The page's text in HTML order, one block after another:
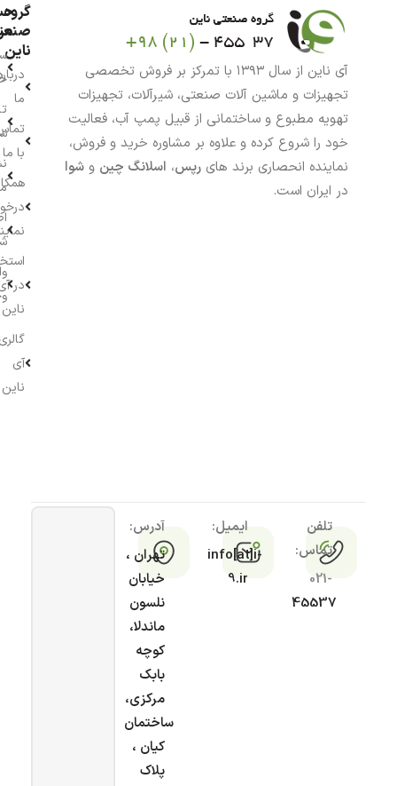
آی ناین از سال ۱۳۹۳ با تمرکز بر فروش تخصصی
تجهیزات و ماشین آلات صنعتی، شیرآلات، تجهیزات
تهویه مطبوع و ساختمانی از قبیل پمپ آب، فعالیت
خود را شروع کرده و علاوه بر مشاوره خرید و فروش،
نماینده انحصاری برند های رپس، اسلانگ چین و شوا
در ایران است.
گروه
ناین
ما
با ما
در
ناین
آی
ناین
تلفن
تماس:
021-
45537
ایمیل:
info[at]i-
9.ir
آدرس:
تهران ،
خیابان
نلسون
ماندلا،
کوچه
بابک
مرکزی،
ساختمان
کیان ،
پلاک